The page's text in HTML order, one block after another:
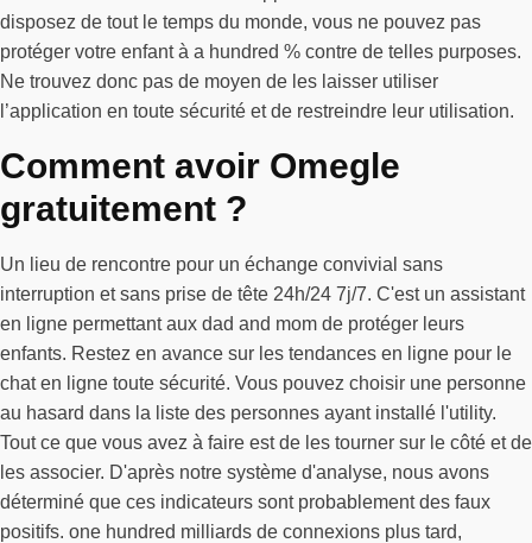
disposez de tout le temps du monde, vous ne pouvez pas
protéger votre enfant à a hundred % contre de telles purposes.
Ne trouvez donc pas de moyen de les laisser utiliser
l’application en toute sécurité et de restreindre leur utilisation.
Comment avoir Omegle
gratuitement ?
Un lieu de rencontre pour un échange convivial sans
interruption et sans prise de tête 24h/24 7j/7. C'est un assistant
en ligne permettant aux dad and mom de protéger leurs
enfants. Restez en avance sur les tendances en ligne pour le
chat en ligne toute sécurité. Vous pouvez choisir une personne
au hasard dans la liste des personnes ayant installé l'utility.
Tout ce que vous avez à faire est de les tourner sur le côté et de
les associer. D'après notre système d'analyse, nous avons
déterminé que ces indicateurs sont probablement des faux
positifs. one hundred milliards de connexions plus tard,